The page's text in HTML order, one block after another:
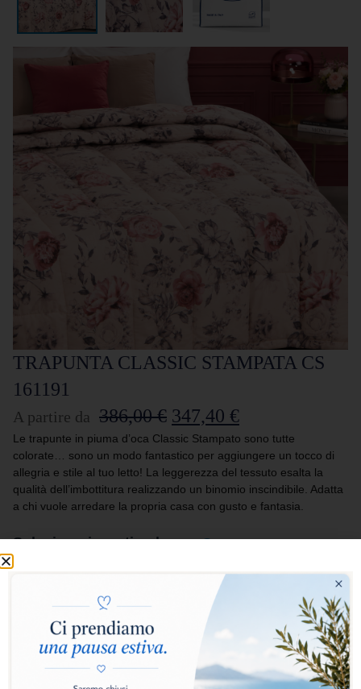
TRAPUNTA CLASSIC STAMPATA CS
161191
A partire da 386,00€ 347,40 €
Le trapunte in piuma d’oca Classic Stampato sono tutte
colorate… sono un modo fantastico per aggiungere un tocco di
allegria e stile al tuo letto! La leggerezza del tessuto esalta la
qualità dell’imbottitura realizzando un binomio inscindibile. Adatta
a chi vuole arredare la propria casa con gusto e fantasia.
Seleziona i punti calore:
Molto caldo